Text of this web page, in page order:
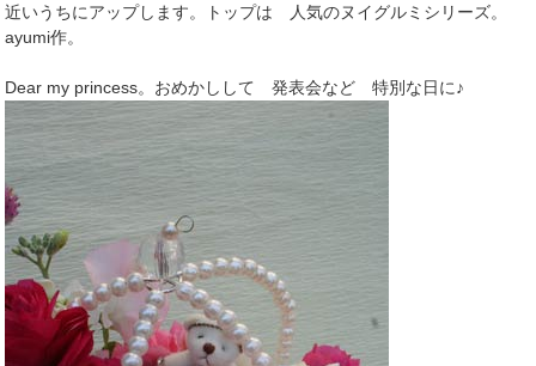
近いうちにアップします。トップは 人気のヌイグルミシリーズ。
ayumi作。
Dear my princess。おめかしして 発表会など 特別な日に♪